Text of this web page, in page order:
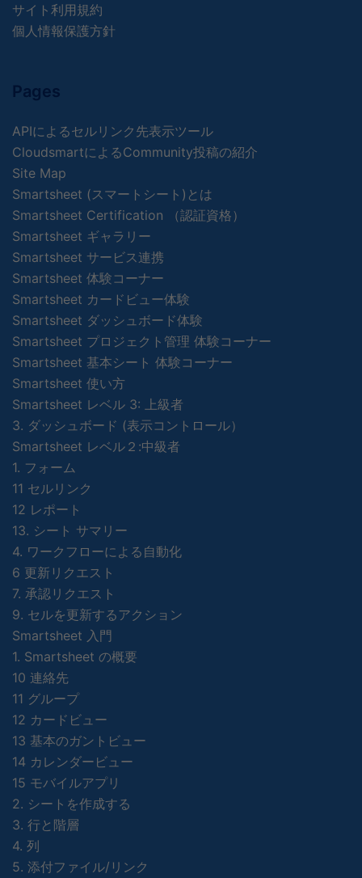
サイト利用規約
個人情報保護方針
Pages
APIによるセルリンク先表示ツール
CloudsmartによるCommunity投稿の紹介
Site Map
Smartsheet (スマートシート)とは
Smartsheet Certification （認証資格）
Smartsheet ギャラリー
Smartsheet サービス連携
Smartsheet 体験コーナー
Smartsheet カードビュー体験
Smartsheet ダッシュボード体験
Smartsheet プロジェクト管理 体験コーナー
Smartsheet 基本シート 体験コーナー
Smartsheet 使い方
Smartsheet レベル 3: 上級者
3. ダッシュボード (表示コントロール）
Smartsheet レベル２:中級者
1. フォーム
11 セルリンク
12 レポート
13. シート サマリー
4. ワークフローによる自動化
6 更新リクエスト
7. 承認リクエスト
9. セルを更新するアクション
Smartsheet 入門
1. Smartsheet の概要
10 連絡先
11 グループ
12 カードビュー
13 基本のガントビュー
14 カレンダービュー
15 モバイルアプリ
2. シートを作成する
3. 行と階層
4. 列
5. 添付ファイル/リンク